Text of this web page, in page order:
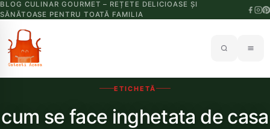
BLOG CULINAR GOURMET – REȚETE DELICIOASE ȘI
SĂNĂTOASE PENTRU TOATĂ FAMILIA
ETICHETĂ
cum se face inghetata de casa